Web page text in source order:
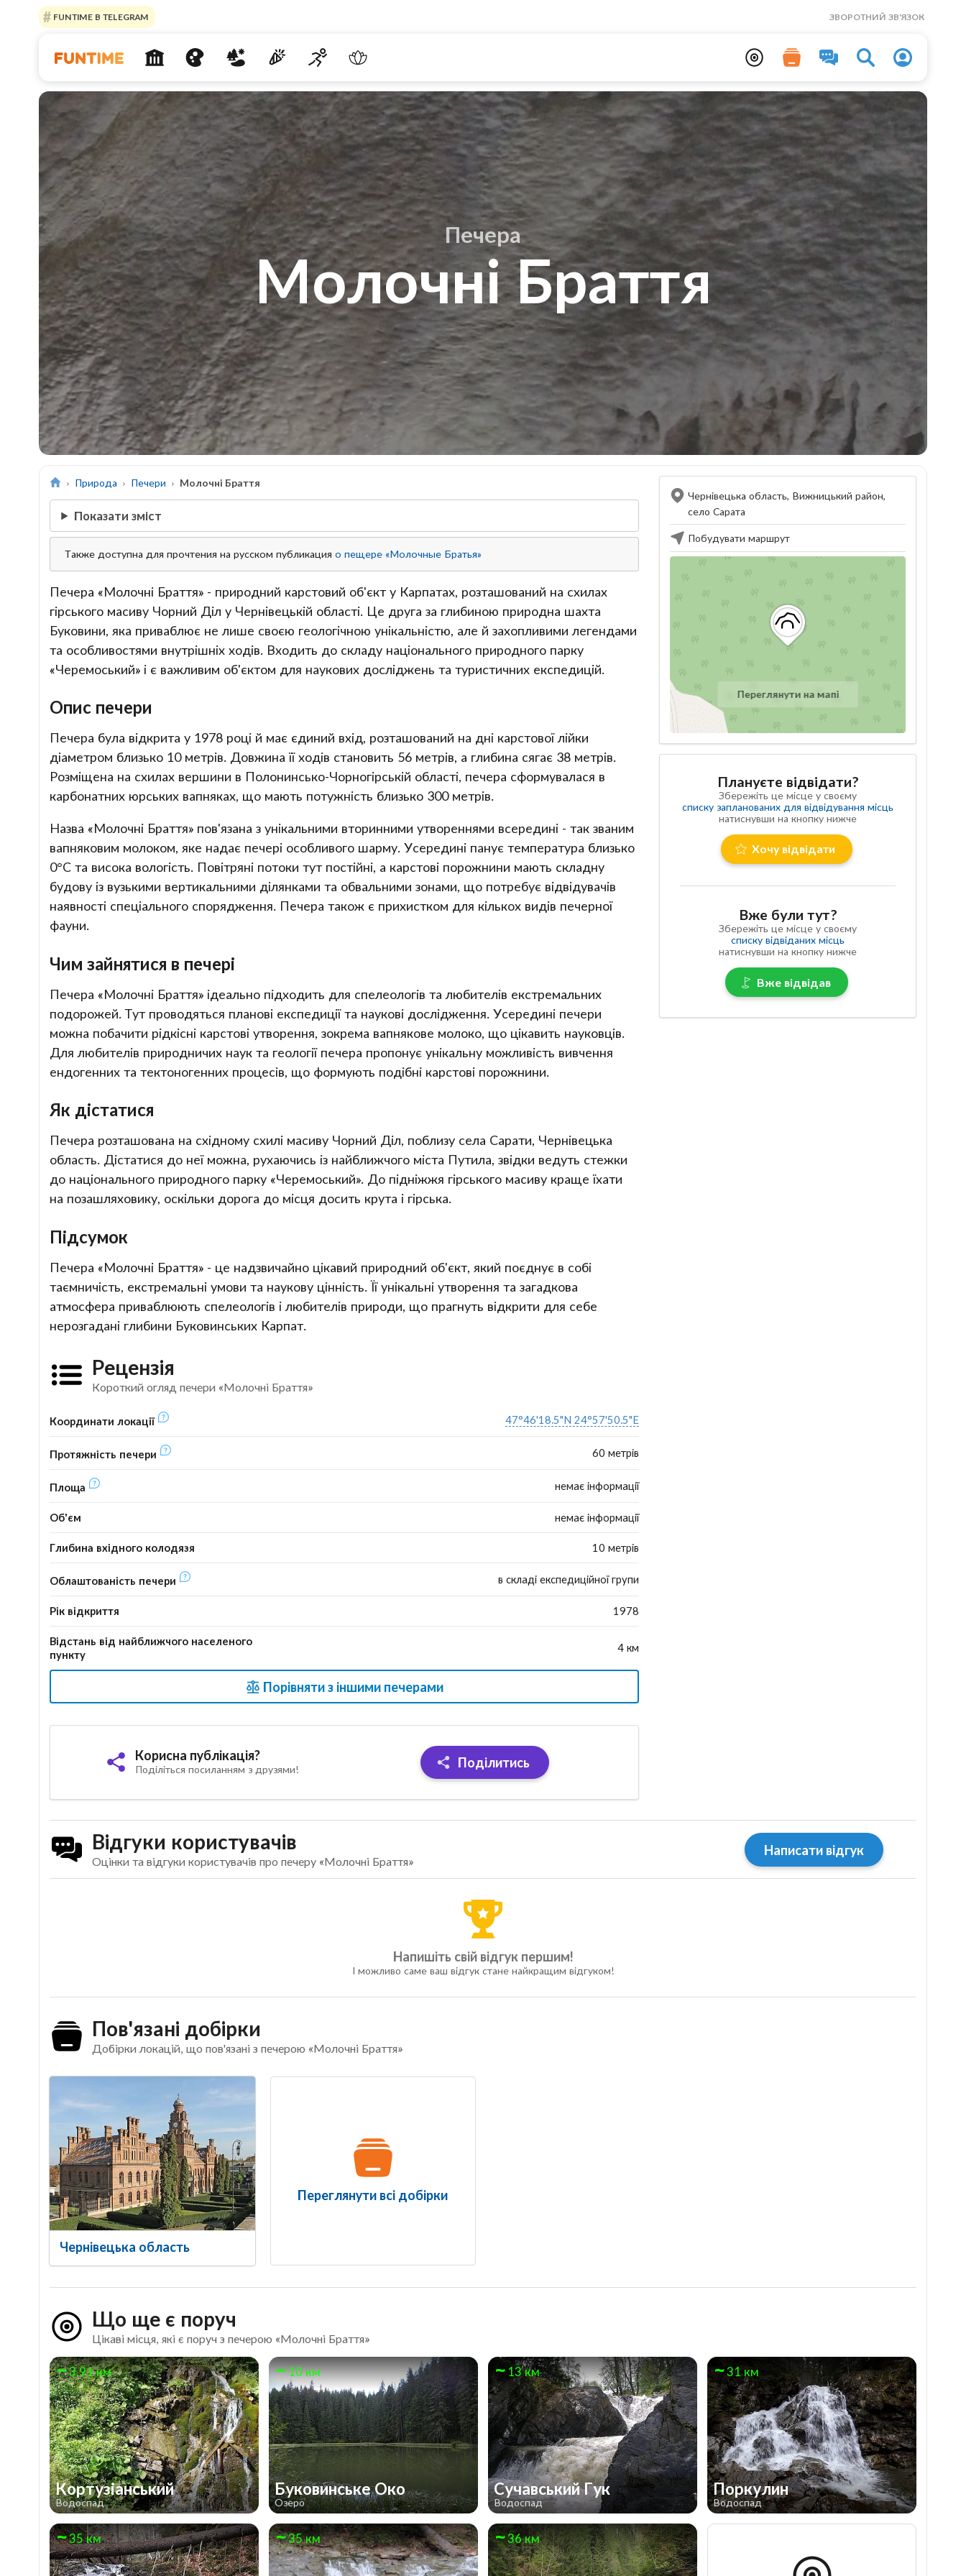
FUNTIME В TELEGRAM ЗВОРОТНИЙ ЗВ'ЯЗОК
Печера
Молочні Браття
Природа Печери Молочні Браття
Показати зміст
Также доступна для прочтения на русском публикация о пещере «Молочные Братья»
Печера «Молочні Браття» - природний карстовий об'єкт у Карпатах, розташований на схилах
гірського масиву Чорний Діл у Чернівецькій області. Це друга за глибиною природна шахта
Буковини, яка приваблює не лише своєю геологічною унікальністю, але й захопливими легендами
та особливостями внутрішніх ходів. Входить до складу національного природного парку
«Черемоський» і є важливим об'єктом для наукових досліджень та туристичних експедицій.
Опис печери
Печера була відкрита у 1978 році й має єдиний вхід, розташований на дні карстової лійки
діаметром близько 10 метрів. Довжина її ходів становить 56 метрів, а глибина сягає 38 метрів.
Розміщена на схилах вершини в Полонинсько-Чорногірській області, печера сформувалася в
карбонатних юрських вапняках, що мають потужність близько 300 метрів.
Назва «Молочні Браття» пов'язана з унікальними вторинними утвореннями всередині - так званим
вапняковим молоком, яке надає печері особливого шарму. Усередині панує температура близько
0°C та висока вологість. Повітряні потоки тут постійні, а карстові порожнини мають складну
будову із вузькими вертикальними ділянками та обвальними зонами, що потребує відвідувачів
наявності спеціального спорядження. Печера також є прихистком для кількох видів печерної
фауни.
Чим зайнятися в печері
Печера «Молочні Браття» ідеально підходить для спелеологів та любителів екстремальних
подорожей. Тут проводяться планові експедиції та наукові дослідження. Усередині печери
можна побачити рідкісні карстові утворення, зокрема вапнякове молоко, що цікавить науковців.
Для любителів природничих наук та геології печера пропонує унікальну можливість вивчення
ендогенних та тектоногенних процесів, що формують подібні карстові порожнини.
Як дістатися
Печера розташована на східному схилі масиву Чорний Діл, поблизу села Сарати, Чернівецька
область. Дістатися до неї можна, рухаючись із найближчого міста Путила, звідки ведуть стежки
до національного природного парку «Черемоський». До підніжжя гірського масиву краще їхати
на позашляховику, оскільки дорога до місця досить крута і гірська.
Підсумок
Печера «Молочні Браття» - це надзвичайно цікавий природний об'єкт, який поєднує в собі
таємничість, екстремальні умови та наукову цінність. Її унікальні утворення та загадкова
атмосфера приваблюють спелеологів і любителів природи, що прагнуть відкрити для себе
нерозгадані глибини Буковинських Карпат.
Рецензія
Короткий огляд печери «Молочні Браття»
Координати локації 47°46'18.5"N 24°57'50.5"E
Протяжність печери 60 метрів
Площа немає інформації
Об'єм немає інформації
Глибина вхідного колодязя 10 метрів
Облаштованість печери в складі експедиційної групи
Рік відкриття 1978
Відстань від найближчого населеного
пункту
4 км
Порівняти з іншими печерами
Корисна публікація?
Поділіться посиланням з друзями! Поділитись
Чернівецька область, Вижницький район,
село Сарата
Побудувати маршрут
Переглянути на мапі
Плануєте відвідати?
Збережіть це місце у своєму
списку запланованих для відвідування місць
натиснувши на кнопку нижче
Хочу відвідати
Вже були тут?
Збережіть це місце у своєму
списку відвіданих місць
натиснувши на кнопку нижче
Вже відвідав
Відгуки користувачів
Оцінки та відгуки користувачів про печеру «Молочні Браття»
Написати відгук
Напишіть свій відгук першим!
І можливо саме ваш відгук стане найкращим відгуком!
Пов'язані добірки
Добірки локацій, що пов'язані з печерою «Молочні Браття»
Чернівецька область
Переглянути всі добірки
Що ще є поруч
Цікаві місця, які є поруч з печерою «Молочні Браття»
3.91 км
Кортузіанський
Водоспад
10 км
Буковинське Око
Озеро
13 км
Сучавський Гук
Водоспад
31 км
Поркулин
Водоспад
35 км 35 км 36 км